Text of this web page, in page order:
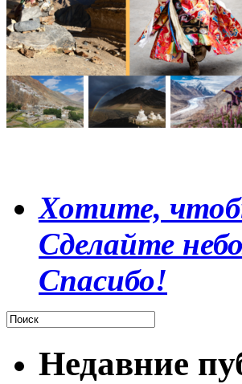
Хотите,
Сделайте
Спасибо!
Недавние